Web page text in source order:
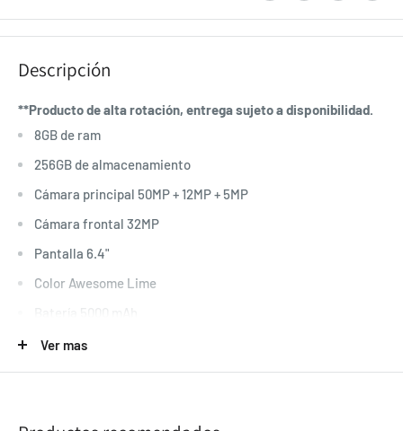
Descripción
**Producto de alta rotación, entrega sujeto a disponibilidad.
8GB de ram
256GB de almacenamiento
Cámara principal 50MP + 12MP + 5MP
Cámara frontal 32MP
Pantalla 6.4"
Color Awesome Lime
Android 13
No incluye Cubo de carga
Ver mas